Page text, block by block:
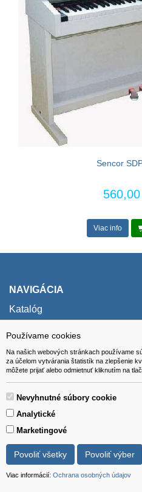
Používame cookies
Na našich webových stránkach používame
za účelom vytvárania štatistík na zlepšenie
môžete prijať alebo odmietnuť kliknutím na
Nevyhnutné súbory cookie
Analytické
Marketingové
Povoliť všetky Povoliť výber
Viac informácií: Ochrana osobných údajov
Sencor
Viac info
NAVIGÁCIA
Katalóg
Kontakt
Formulár na odstúpenie od
0905419149